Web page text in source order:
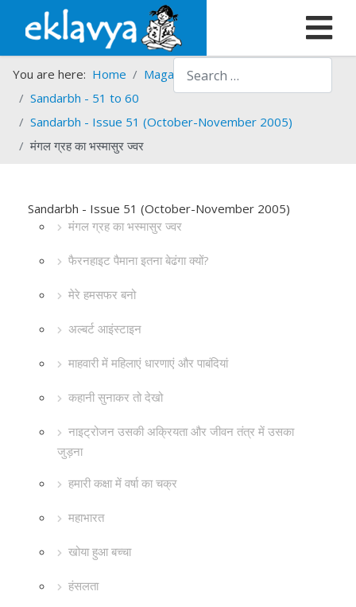
Search
You are here: Home Magazines
Sandarbh
Sandarbh - 51 to 60
Sandarbh - Issue 51 (October-November 2005)
मंगल ग्रह का भस्मासुर ज्वर
Sandarbh - Issue 51 (October-November 2005)
मंगल ग्रह का भस्मासुर ज्वर
फैरनहाइट पैमाना इतना बेढंगा क्यों?
मेरे हमसफर बनो
अल्बर्ट आइंस्टाइन
माहवारी में महिलाएं धारणाएं और पाबंदियां
कहानी सुनाकर तो देखो
नाइट्रोजन उसकी अक्रियता और जीवन तंत्र में उसका
जुड़ना
हमारी कक्षा में वर्षा का चक्र
महाभारत
खोया हुआ बच्चा
हंसलता